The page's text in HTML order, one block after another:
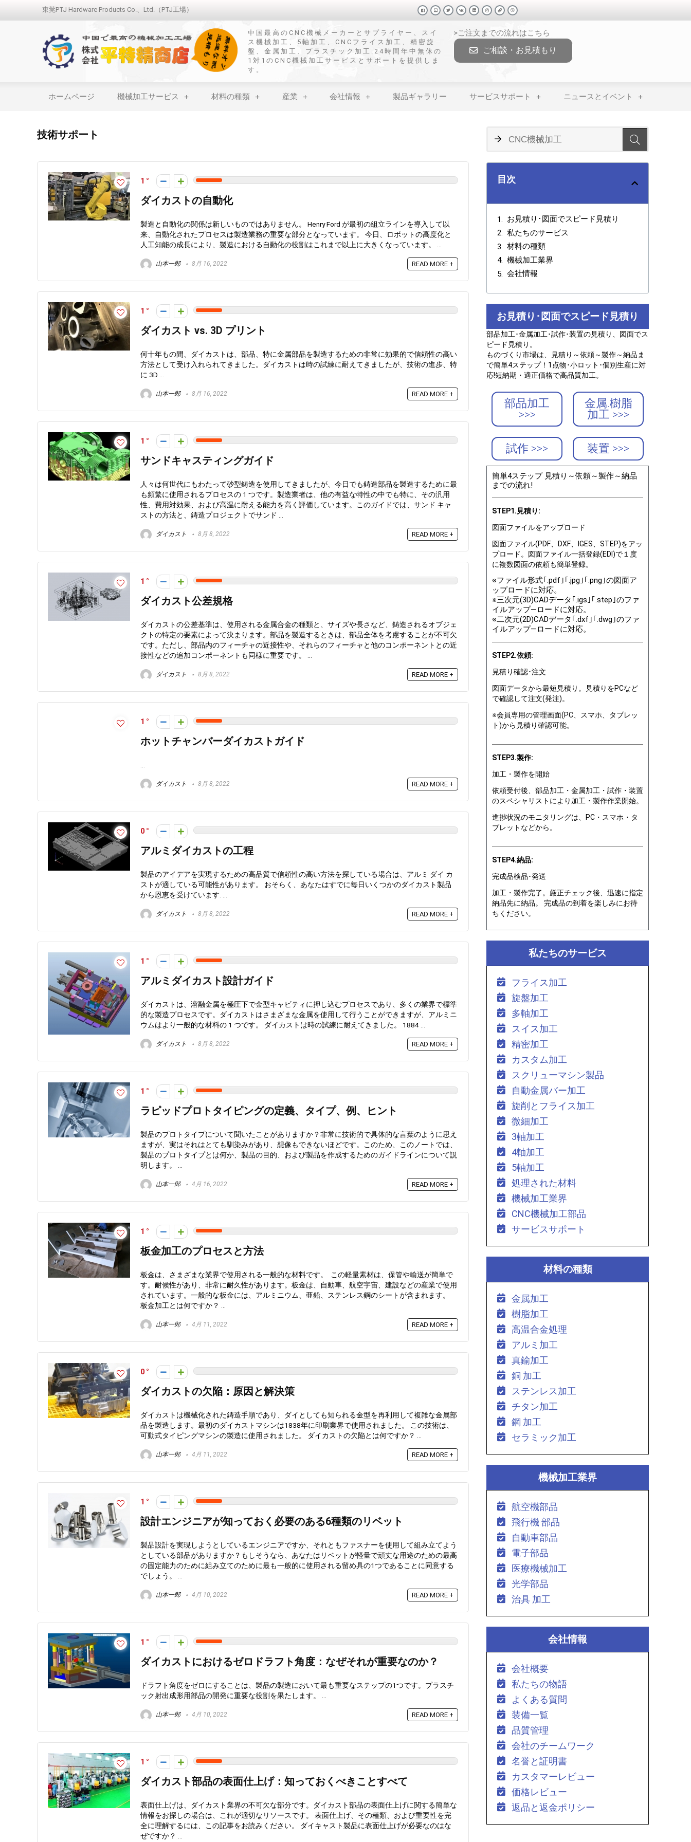
東莞PTJ Hardware Products Co.、Ltd.（PTJ工場）
中国最高のCNC機械メーカーとサプライヤー、スイ
ス機械加工、5軸加工、CNCフライス加工、精密旋
盤、金属加工、プラスチック加工.24時間年中無休の
1対1のCNC機械加工サービスとサポートを提供しま
す。
>ご注文までの流れはこちら
ご相談・お見積もり
ホームページ 機械加工サービス 材料の種類 産業 会社情報 製品ギャラリー サービスサポート ニュースとイベント
技術サポート
1
ダイカストの自動化
製造と自動化の関係は新しいものではありません。 Henry Ford が最初の組立ラインを導入して以
来、自動化されたプロセスは製造業務の重要な部分となっています。 今日、ロボットの高度化と
人工知能の成長により、製造における自動化の役割はこれまで以上に大きくなっています。 ...
山本一郎 8月 16, 2022 READ MORE +
1
ダイカスト vs. 3D プリント
何十年もの間、ダイカストは、部品、特に金属部品を製造するための非常に効果的で信頼性の高い
方法として受け入れられてきました。ダイカストは時の試練に耐えてきましたが、技術の進歩、特
に 3D ...
山本一郎 8月 16, 2022 READ MORE +
1
サンドキャスティングガイド
人々は何世代にもわたって砂型鋳造を使用してきましたが、今日でも鋳造部品を製造するために最
も頻繁に使用されるプロセスの 1 つです。製造業者は、他の有益な特性の中でも特に、その汎用
性、費用対効果、および高温に耐える能力を高く評価しています。このガイドでは、サンド キャ
ストの方法と、鋳造プロジェクトでサンド ...
ダイカスト 8月 8, 2022 READ MORE +
1
ダイカスト公差規格
ダイカストの公差基準は、使用される金属合金の種類と、サイズや長さなど、鋳造されるオブジェ
クトの特定の要素によって決まります。部品を製造するときは、部品全体を考慮することが不可欠
です。ただし、部品内のフィーチャの近接性や、それらのフィーチャと他のコンポーネントとの近
接性などの追加コンポーネントも同様に重要です。 ...
ダイカスト 8月 8, 2022 READ MORE +
1
ホットチャンバーダイカストガイド
ダイカスト 8月 8, 2022 READ MORE +
0
アルミダイカストの工程
製品のアイデアを実現するための高品質で信頼性の高い方法を探している場合は、アルミ ダイ カ
ストが適している可能性があります。 おそらく、あなたはすでに毎日いくつかのダイカスト製品
から恩恵を受けています. ...
ダイカスト 8月 8, 2022 READ MORE +
1
アルミダイカスト設計ガイド
ダイカストは、溶融金属を極圧下で金型キャビティに押し込むプロセスであり、多くの業界で標準
的な製造プロセスです。ダイカストはさまざまな金属を使用して行うことができますが、アルミニ
ウムはより一般的な材料の 1 つです。 ダイカストは時の試練に耐えてきました。 1884 ...
ダイカスト 8月 8, 2022 READ MORE +
1
ラピッドプロトタイピングの定義、タイプ、例、ヒント
製品のプロトタイプについて聞いたことがありますか？非常に技術的で具体的な言葉のように思え
ますが、実はそれはとても馴染みがあり、想像もできないほどです。このため、このノートでは、
製品のプロトタイプとは何か、製品の目的、および製品を作成するためのガイドラインについて説
明します。 ...
山本一郎 4月 16, 2022 READ MORE +
1
板金加工のプロセスと方法
板金は、さまざまな業界で使用される一般的な材料です。 この軽量素材は、保管や輸送が簡単で
す。耐候性があり、非常に耐久性があります。板金は、自動車、航空宇宙、建設などの産業で使用
されています。一般的な板金には、アルミニウム、亜鉛、ステンレス鋼のシートが含まれます。
板金加工とは何ですか？ ...
山本一郎 4月 11, 2022 READ MORE +
0
ダイカストの欠陥：原因と解決策
ダイカストは機械化された鋳造手順であり、ダイとしても知られる金型を再利用して複雑な金属部
品を製造します。最初のダイカストマシンは1838年に印刷業界で使用されました。 この技術は、
可動式タイピングマシンの製造に使用されました。 ダイカストの欠陥とは何ですか？ ...
山本一郎 4月 11, 2022 READ MORE +
1
設計エンジニアが知っておく必要のある6種類のリベット
製品設計を実現しようとしているエンジニアですか、それともファスナーを使用して組み立てよう
としている部品がありますか？もしそうなら、あなたはリベットが軽量で頑丈な用途のための最高
の固定能力のために組み立てのために最も一般的に使用される留め具の1つであることに同意する
でしょう。 ...
山本一郎 4月 10, 2022 READ MORE +
1
ダイカストにおけるゼロドラフト角度：なぜそれが重要なのか？
ドラフト角度をゼロにすることは、製品の製造において最も重要なステップの1つです。プラスチ
ック射出成形用部品の開発に重要な役割を果たします。 ...
山本一郎 4月 10, 2022 READ MORE +
1
ダイカスト部品の表面仕上げ：知っておくべきことすべて
表面仕上げは、ダイカスト業界の不可欠な部分です。ダイカスト部品の表面仕上げに関する簡単な
情報をお探しの場合は、これが適切なリソースです。 表面仕上げ、その種類、および重要性を完
全に理解するには、この記事をお読みください。 ダイキャスト製品に表面仕上げが必要なのはな
ぜですか？ ...
目次
お見積り･図面でスピード見積り
私たちのサービス
材料の種類
機械加工業界
会社情報
お見積り･図面でスピード見積り
部品加工･金属加工･試作･装置の見積り、図面でス
ピード見積り。
ものづくり市場は、見積り～依頼～製作～納品ま
で簡単4ステップ！1点物･小ロット･個別生産に対
応!短納期・適正価格で高品質加工。
部品加工
>>>
金属.樹脂
加工 >>>
試作 >>> 装置 >>>
簡単4ステップ 見積り～依頼～製作～納品
までの流れ!
STEP1.見積り:
図面ファイルをアップロード
図面ファイル(PDF、DXF、IGES、STEP)をアッ
プロード。図面ファイル一括登録(EDI)で１度
に複数図面の依頼も簡単登録。
※ファイル形式｢.pdf｣｢.jpg｣｢.png｣の図面ア
ップロードに対応。
※三次元(3D)CADデータ｢.igs｣｢.step｣のファ
イルアップ―ロードに対応。
※二次元(2D)CADデータ｢.dxf｣｢.dwg｣のファ
イルアップ―ロードに対応。
STEP2.依頼:
見積り確認･注文
図面データから最短見積り。見積りをPCなど
で確認して注文(発注)。
※会員専用の管理画面(PC、スマホ、タブレッ
ト)から見積り確認可能。
STEP3.製作:
加工・製作を開始
依頼受付後、部品加工・金属加工・試作・装置
のスペシャリストにより加工・製作作業開始。
進捗状況のモニタリングは、PC・スマホ・タ
ブレットなどから。
STEP4.納品:
完成品検品･発送
加工・製作完了。厳正チェック後、迅速に指定
納品先に納品。 完成品の到着を楽しみにお待
ちください。
私たちのサービス
フライス加工
旋盤加工
多軸加工
スイス加工
精密加工
カスタム加工
スクリューマシン製品
自動金属バー加工
旋削とフライス加工
微細加工
3軸加工
4軸加工
5軸加工
処理された材料
機械加工業界
CNC機械加工部品
サービスサポート
材料の種類
金属加工
樹脂加工
高温合金処理
アルミ加工
真鍮加工
銅 加工
ステンレス加工
チタン加工
鋼 加工
セラミック加工
機械加工業界
航空機部品
飛行機 部品
自動車部品
電子部品
医療機械加工
光学部品
治具 加工
会社情報
会社概要
私たちの物語
よくある質問
装備一覧
品質管理
会社のチームワーク
名誉と証明書
カスタマーレビュー
価格レビュー
返品と返金ポリシー